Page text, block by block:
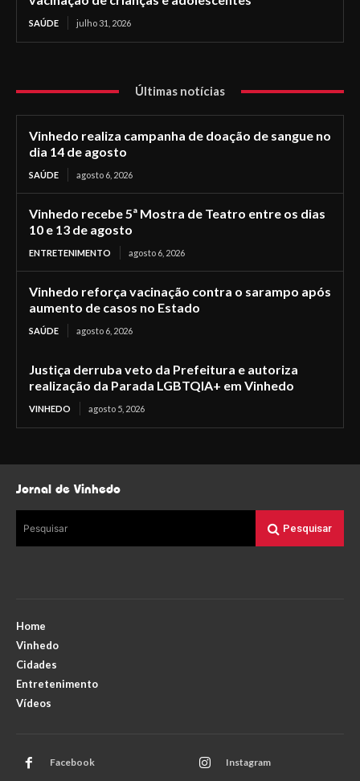
SAÚDE julho 31, 2026
Últimas notícias
Vinhedo realiza campanha de doação de sangue no
dia 14 de agosto
SAÚDE agosto 6, 2026
Vinhedo recebe 5ª Mostra de Teatro entre os dias
10 e 13 de agosto
ENTRETENIMENTO agosto 6, 2026
Vinhedo reforça vacinação contra o sarampo após
aumento de casos no Estado
SAÚDE agosto 6, 2026
Justiça derruba veto da Prefeitura e autoriza
realização da Parada LGBTQIA+ em Vinhedo
VINHEDO agosto 5, 2026
Jornal de Vinhedo
Pesquisar Pesquisar
Home
Vinhedo
Cidades
Entretenimento
Vídeos
Facebook Instagram